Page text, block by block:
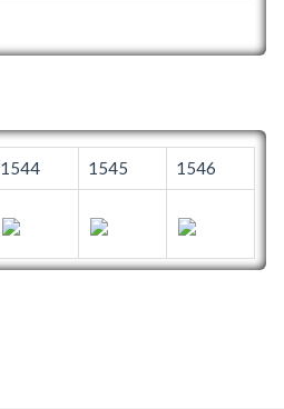
1544 1545 1546